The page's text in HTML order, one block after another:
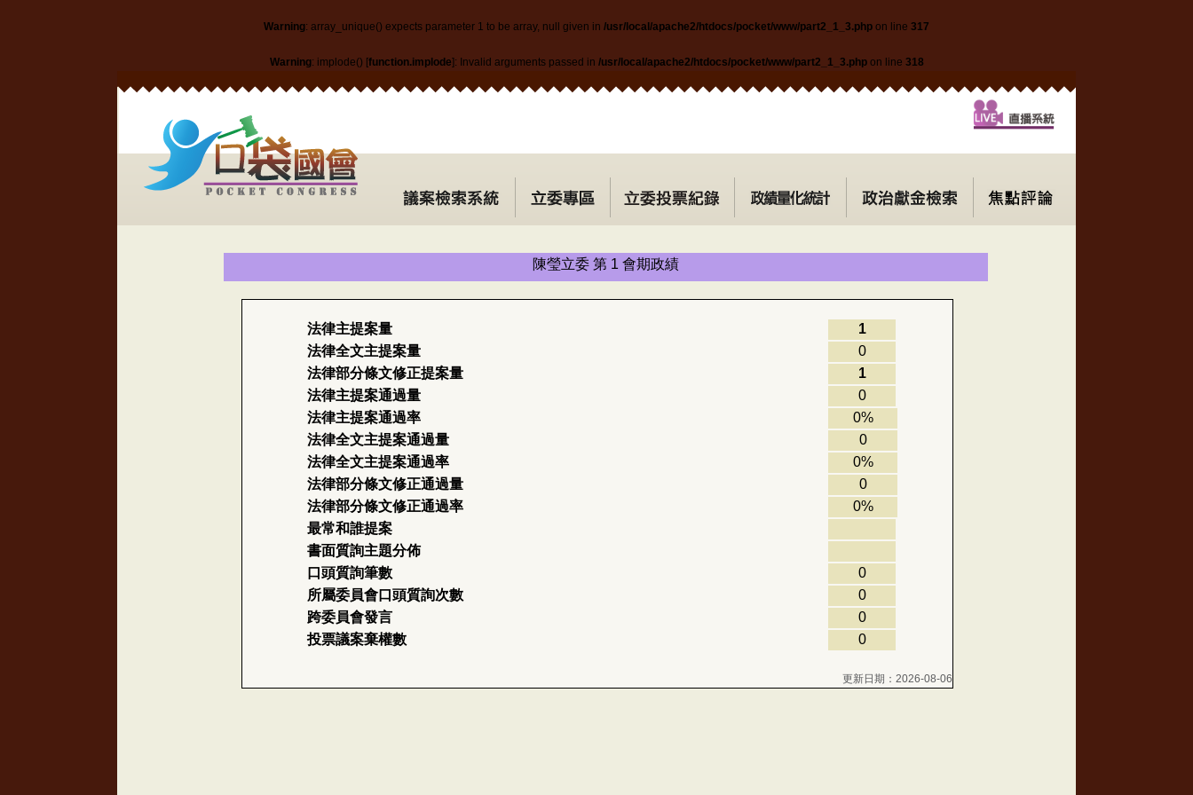
Warning: array_unique() expects parameter 1 to be array, null given in /usr/local/apache2/htdocs/pocket/www/part2_1_3.php on line 317
Warning: implode() [function.implode]: Invalid arguments passed in /usr/local/apache2/htdocs/pocket/www/part2_1_3.phpon line 318
陳瑩立委 第 1 會期政績
法律主提案量
1
法律全文主提案量
0
法律部分條文修正提案量
1
法律主提案通過量
0
法律主提案通過率
0%
法律全文主提案通過量
0
法律全文主提案通過率
0%
法律部分條文修正通過量
0
法律部分條文修正通過率
0%
最常和誰提案
書面質詢主題分佈
口頭質詢筆數
0
所屬委員會口頭質詢次數
0
跨委員會發言
0
投票議案棄權數
0
更新日期：2026-08-06